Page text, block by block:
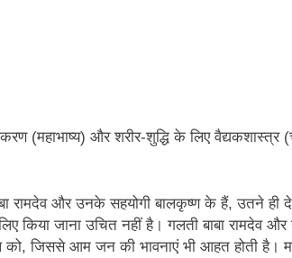
श्री
कहां चला
5 Days Ago
(महाभाष्य) और शरीर-शुद्धि के लिए वैद्यकशास्त्र
रामदेव और उनके सहयोगी बालकृष्ण के हैं, उतने
जाना उचित नहीं है। गलती बाबा रामदेव
जिससे आम जन की भावनाएं भी आहत होती है।